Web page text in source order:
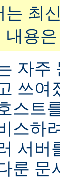
는 최
내용
자주
쓰
스트
스하
서버
룬 문